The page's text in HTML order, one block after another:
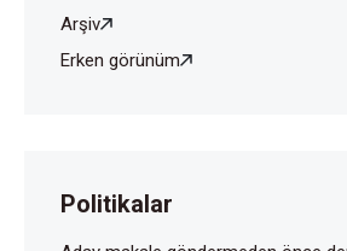
Arşiv
Erken görünüm
Politikalar